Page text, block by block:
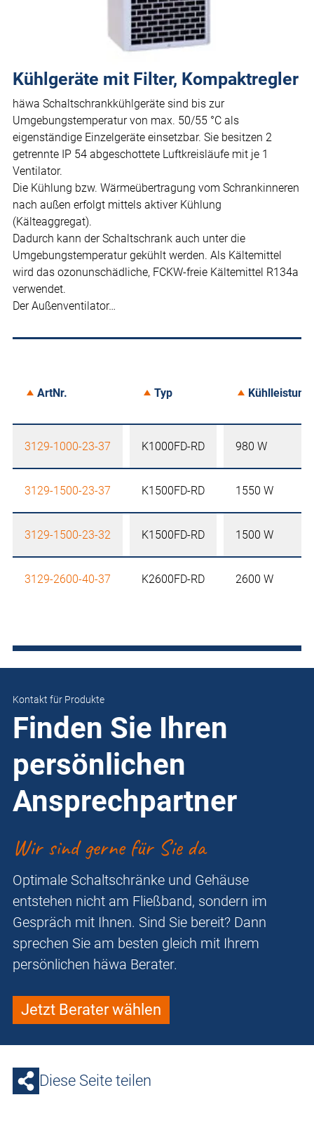
Kühlgeräte mit Filter, Kompaktregler
häwa Schaltschrankkühlgeräte sind bis zur
Umgebungstemperatur von max. 50/55 °C als
eigenständige Einzelgeräte einsetzbar. Sie besitzen 2
getrennte IP 54 abgeschottete Luftkreisläufe mit je 1
Ventilator.
Die Kühlung bzw. Wärmeübertragung vom Schrankinneren
nach außen erfolgt mittels aktiver Kühlung
(Kälteaggregat).
Dadurch kann der Schaltschrank auch unter die
Umgebungstemperatur gekühlt werden. Als Kältemittel
wird das ozonunschädliche, FCKW-freie Kältemittel R134a
verwendet.
Der Außenventilator…
ArtNr. Typ Kühlleistung
3129-1000-23-37 K1000FD-RD 980 W
3129-1500-23-37 K1500FD-RD 1550 W
3129-1500-23-32 K1500FD-RD 1500 W
3129-2600-40-37 K2600FD-RD 2600 W
Kontakt für Produkte
Finden Sie Ihren
persönlichen
Ansprechpartner
Wir sind gerne für Sie da
Optimale Schaltschränke und Gehäuse
entstehen nicht am Fließband, sondern im
Gespräch mit Ihnen. Sind Sie bereit? Dann
sprechen Sie am besten gleich mit Ihrem
persönlichen häwa Berater.
Jetzt Berater wählen
Diese Seite teilen